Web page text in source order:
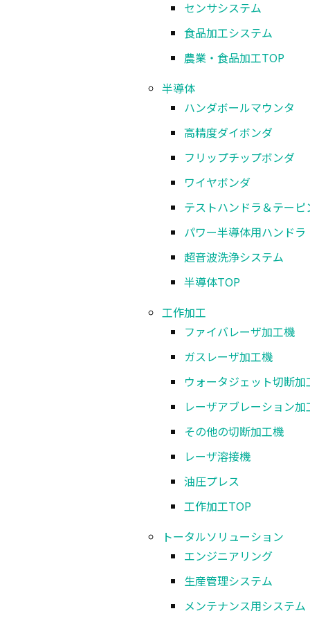
センサシステム
食品加工システム
農業・食品加工TOP
半導体
ハンダボールマウンタ
高精度ダイボンダ
フリップチップボンダ
ワイヤボンダ
テストハンドラ＆テーピ
パワー半導体用ハンドラ
超音波洗浄システム
半導体TOP
工作加工
ファイバレーザ加工機
ガスレーザ加工機
ウォータジェット切断加
レーザアブレーション加
その他の切断加工機
レーザ溶接機
油圧プレス
工作加工TOP
トータルソリューション
エンジニアリング
生産管理システム
メンテナンス用システム